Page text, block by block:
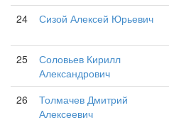
24
Сизой Алексей Юрьевич
25
Соловьев Кирилл
Александрович
26
Толмачев Дмитрий
Алексеевич